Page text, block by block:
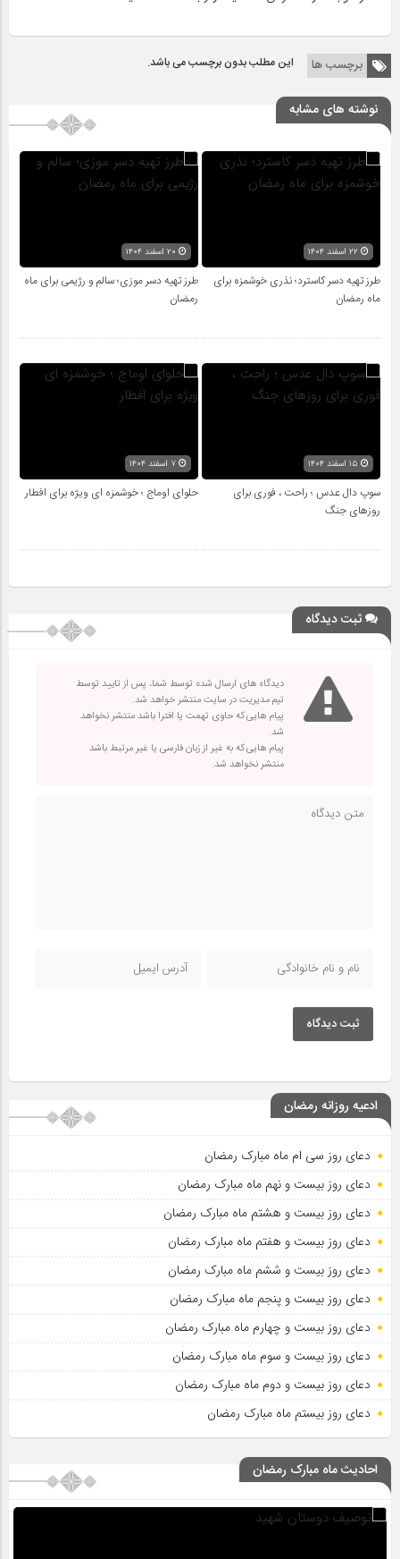
برچسب ها این مطلب بدون برچسب می باشد.
نوشته های مشابه
طرز تهیه دسر کاسترد؛ نذری خوشمزه برای
ماه رمضان
طرز تهیه دسر موزی؛ سالم و رژیمی برای ماه
رمضان
سوپ دال عدس ؛ راحت ، فوری برای
روزهای جنگ
حلوای اوماج ؛ خوشمزه ای ویژه برای افطار
ثبت دیدگاه
دیدگاه های ارسال شده توسط شما، پس از تایید توسط
تیم مدیریت در سایت منتشر خواهد شد.
پیام هایی که حاوی تهمت یا افترا باشد منتشر نخواهد
شد.
پیام هایی که به غیر از زبان فارسی یا غیر مرتبط باشد
منتشر نخواهد شد.
ثبت دیدگاه
ادعیه روزانه رمضان
دعای روز سی ام ماه مبارک رمضان
دعای روز بیست و نهم ماه مبارک رمضان
دعای روز بیست و هشتم ماه مبارک رمضان
دعای روز بیست و هفتم ماه مبارک رمضان
دعای روز بیست و ششم ماه مبارک رمضان
دعای روز بیست و پنجم ماه مبارک رمضان
دعای روز بیست و چهارم ماه مبارک رمضان
دعای روز بیست و سوم ماه مبارک رمضان
دعای روز بیست و دوم ماه مبارک رمضان
دعای روز بیستم ماه مبارک رمضان
احادیث ماه مبارک رمضان